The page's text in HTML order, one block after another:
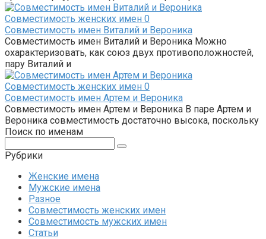
Совместимость женских имен 0
Совместимость имен Виталий и Вероника
Совместимость имен Виталий и Вероника Можно
охарактеризовать, как союз двух противоположностей,
пару Виталий и
Совместимость женских имен 0
Совместимость имен Артем и Вероника
Совместимость имен Артем и Вероника В паре Артем и
Вероника совместимость достаточно высока, поскольку
Поиск по именам
Рубрики
Женские имена
Мужские имена
Разное
Совместимость женских имен
Совместимость мужских имен
Статьи